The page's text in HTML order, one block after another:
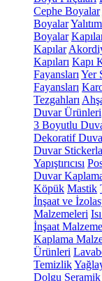
Cephe Boyalar
Boyalar
Boyalar
Kapılar
Kapıları Kapı
Fayansları Yer
Fayansları
Tezgahları
Duvar Ürünleri
3 Boyutlu
Dekoratif
Duvar
Yapıştırıcısı
Duvar
Köpük Mastik
İnşaat ve
Malzemeleri
İnşaat
Kaplama
Ürünleri
Temizlik
Dolgu Seramik